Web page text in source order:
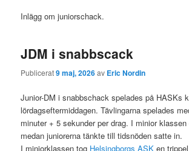
Inlägg om juniorschack.
JDM i snabbscack
Publicerat9 maj, 2026av Eric Nordin
Junior-DM i snabbschack spelades på HASKs
lördagseftermiddagen. Tävlingarna spelades
minuter + 5 sekunder per drag. I minior
medan juniorerna tänkte till tidsnöden satte in.
I miniorklassen tog Helsingborgs ASK en